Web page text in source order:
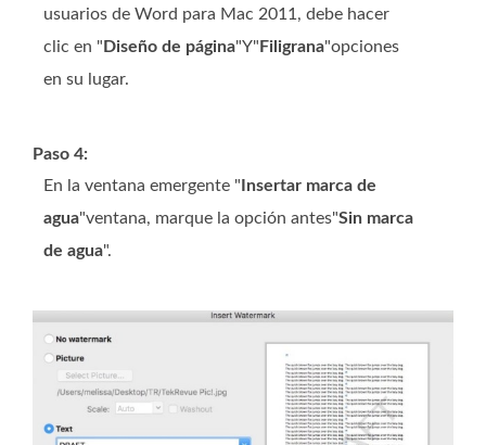
usuarios de Word para Mac 2011, debe hacer
clic en " Diseño de página"Y" Filigrana"opciones
en su lugar.
Paso 4:
En la ventana emergente " Insertar marca de
agua"ventana, marque la opción antes"Sin marca
de agua".